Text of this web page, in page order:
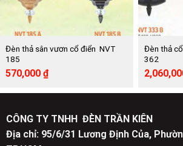
Đèn thả sân vươn cổ điển NVT
185
Giá
là:
570,000 ₫Giá
hiện
tại
570,000 ₫.
Đèn thả
362
Giá
gốc
là:
CÔNG TY TNHH ĐÈN TRẦN KIÊN
Địa chỉ: 95/6/31 Lương Định Của,